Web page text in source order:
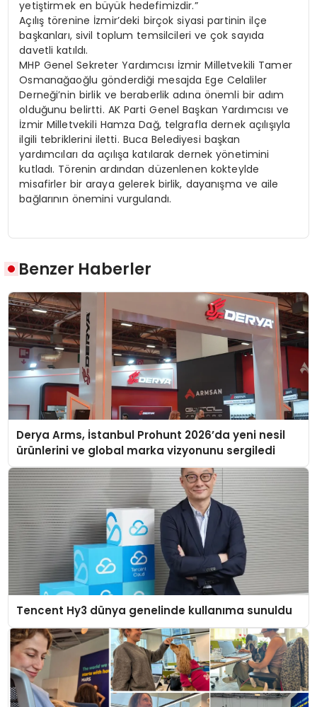
yetiştirmek en büyük hedefimizdir.”
Açılış törenine İzmir’deki birçok siyasi partinin ilçe
başkanları, sivil toplum temsilcileri ve çok sayıda
davetli katıldı.
MHP Genel Sekreter Yardımcısı İzmir Milletvekili Tamer
Osmanağaoğlu gönderdiği mesajda Ege Celaliler
Derneği’nin birlik ve beraberlik adına önemli bir adım
olduğunu belirtti. AK Parti Genel Başkan Yardımcısı ve
İzmir Milletvekili Hamza Dağ, telgrafla dernek açılışıyla
ilgili tebriklerini iletti. Buca Belediyesi başkan
yardımcıları da açılışa katılarak dernek yönetimini
kutladı. Törenin ardından düzenlenen kokteylde
misafirler bir araya gelerek birlik, dayanışma ve aile
bağlarının önemini vurgulandı.
Benzer Haberler
Derya Arms, İstanbul Prohunt 2026’da yeni nesil
ürünlerini ve global marka vizyonunu sergiledi
Tencent Hy3 dünya genelinde kullanıma sunuldu